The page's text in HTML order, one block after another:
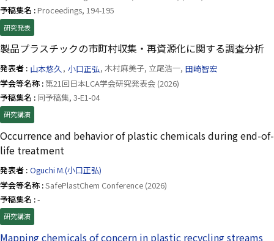
予稿集名 : Proceedings, 194-195
研究発表
製品プラスチックの市町村収集・再資源化に関する調査分析
発表者 : 山本悠久 , 小口正弘, 木村麻美子, 立尾浩一, 田崎智宏
学会等名称 :第21回日本LCA学会研究発表会 (2026)
予稿集名 : 同予稿集, 3-E1-04
研究講演
Occurrence and behavior of plastic chemicals during end-of-
life treatment
発表者 : Oguchi M.(小口正弘)
学会等名称 :SafePlastChem Conference (2026)
予稿集名 :-
研究講演
Mapping chemicals of concern in plastic recycling streams